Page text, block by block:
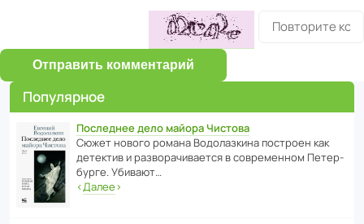
Отправить комментарий
Популярное
Последнее дело майора Чистова
Сюжет нового романа Водо­ла­з­кина пост­роен как
дете­ктив и разво­ра­чи­ва­ется в совре­менном Пете­р­
бурге. Убивают…
‹Далее›